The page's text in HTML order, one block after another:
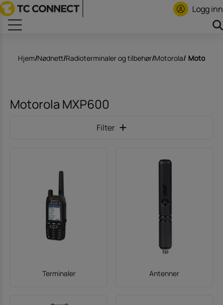
Logg inn
Hjem/Nødnett/Radioterminaler og tilbehør/Motorola/ Motorola
Motorola MXP600
Filter
Terminaler Antenner